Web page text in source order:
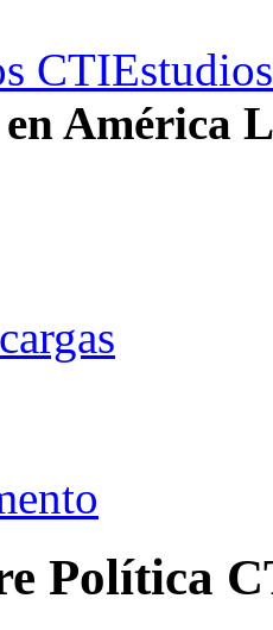
CTI
América
Política